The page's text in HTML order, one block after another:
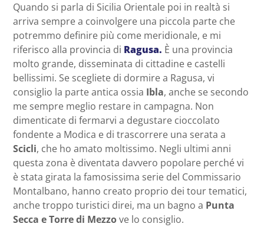
Quando si parla di Sicilia Orientale poi in realtà si
arriva sempre a coinvolgere una piccola parte che
potremmo definire più come meridionale, e mi
riferisco alla provincia di Ragusa. È una provincia
molto grande, disseminata di cittadine e castelli
bellissimi. Se scegliete di dormire a Ragusa, vi
consiglio la parte antica ossia Ibla, anche se secondo
me sempre meglio restare in campagna. Non
dimenticate di fermarvi a degustare cioccolato
fondente a Modica e di trascorrere una serata a
Scicli, che ho amato moltissimo. Negli ultimi anni
questa zona è diventata davvero popolare perché vi
è stata girata la famosissima serie del Commissario
Montalbano, hanno creato proprio dei tour tematici,
anche troppo turistici direi, ma un bagno a Punta
Secca e Torre di Mezzove lo consiglio.